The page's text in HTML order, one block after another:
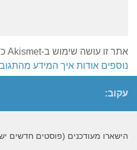
אתר זו עושה שימוש ב-Akismet כדי לסנן תגובות זבל.
נוספים אודות איך המידע
עקוב:
הישארו מעודכנים (פוסטים חדשים